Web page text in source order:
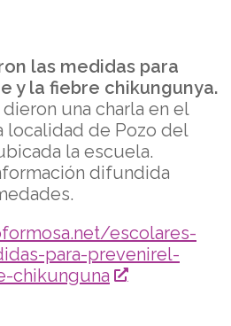
las medidas para
y la fiebre chikungunya.
una charla en el
localidad de Pozo del
la escuela.
difundida
escolares-
para-prevenirel-
chikunguna